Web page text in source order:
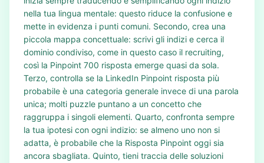
nella tua lingua mentale: questo riduce la confusione e
mette in evidenza i punti comuni. Secondo, crea una
piccola mappa concettuale: scrivi gli indizi e cerca il
dominio condiviso, come in questo caso il recruiting,
così la Pinpoint 700 risposta emerge quasi da sola.
Terzo, controlla se la LinkedIn Pinpoint risposta più
probabile è una categoria generale invece di una parola
unica; molti puzzle puntano a un concetto che
raggruppa i singoli elementi. Quarto, confronta sempre
la tua ipotesi con ogni indizio: se almeno uno non si
adatta, è probabile che la Risposta Pinpoint oggi sia
ancora sbagliata. Quinto, tieni traccia delle soluzioni